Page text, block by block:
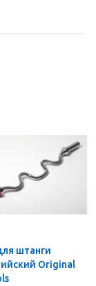
штанги
Original